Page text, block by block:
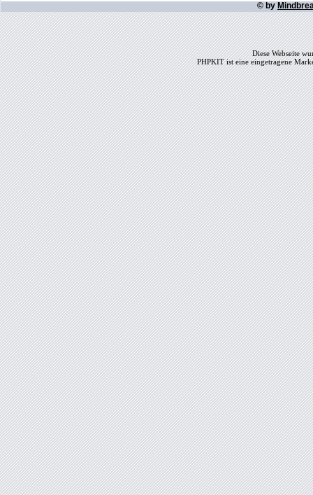
© by
Diese Webseite
PHPKIT ist eine eingetragene